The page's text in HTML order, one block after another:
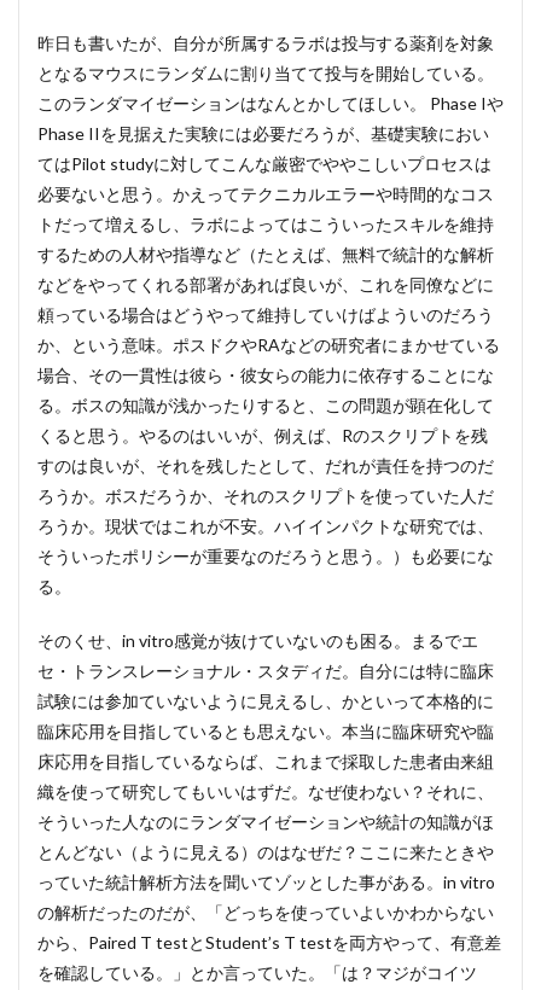
昨日も書いたが、自分が所属するラボは投与する薬剤を対象
となるマウスにランダムに割り当てて投与を開始している。
このランダマイゼーションはなんとかしてほしい。 Phase Iや
Phase IIを見据えた実験には必要だろうが、基礎実験におい
てはPilot studyに対してこんな厳密でややこしいプロセスは
必要ないと思う。かえってテクニカルエラーや時間的なコス
トだって増えるし、ラボによってはこういったスキルを維持
するための人材や指導など（たとえば、無料で統計的な解析
などをやってくれる部署があれば良いが、これを同僚などに
頼っている場合はどうやって維持していけばよういのだろう
か、という意味。ポスドクやRAなどの研究者にまかせている
場合、その一貫性は彼ら・彼女らの能力に依存することにな
る。ボスの知識が浅かったりすると、この問題が顕在化して
くると思う。やるのはいいが、例えば、Rのスクリプトを残
すのは良いが、それを残したとして、だれが責任を持つのだ
ろうか。ボスだろうか、それのスクリプトを使っていた人だ
ろうか。現状ではこれが不安。ハイインパクトな研究では、
そういったポリシーが重要なのだろうと思う。）も必要にな
る。
そのくせ、in vitro感覚が抜けていないのも困る。まるでエ
セ・トランスレーショナル・スタディだ。自分には特に臨床
試験には参加ていないように見えるし、かといって本格的に
臨床応用を目指しているとも思えない。本当に臨床研究や臨
床応用を目指しているならば、これまで採取した患者由来組
織を使って研究してもいいはずだ。なぜ使わない？それに、
そういった人なのにランダマイゼーションや統計の知識がほ
とんどない（ように見える）のはなぜだ？ここに来たときや
っていた統計解析方法を聞いてゾッとした事がある。in vitro
の解析だったのだが、「どっちを使っていよいかわからない
から、Paired T testとStudent’s T testを両方やって、有意差
を確認している。」とか言っていた。「は？マジがコイツ